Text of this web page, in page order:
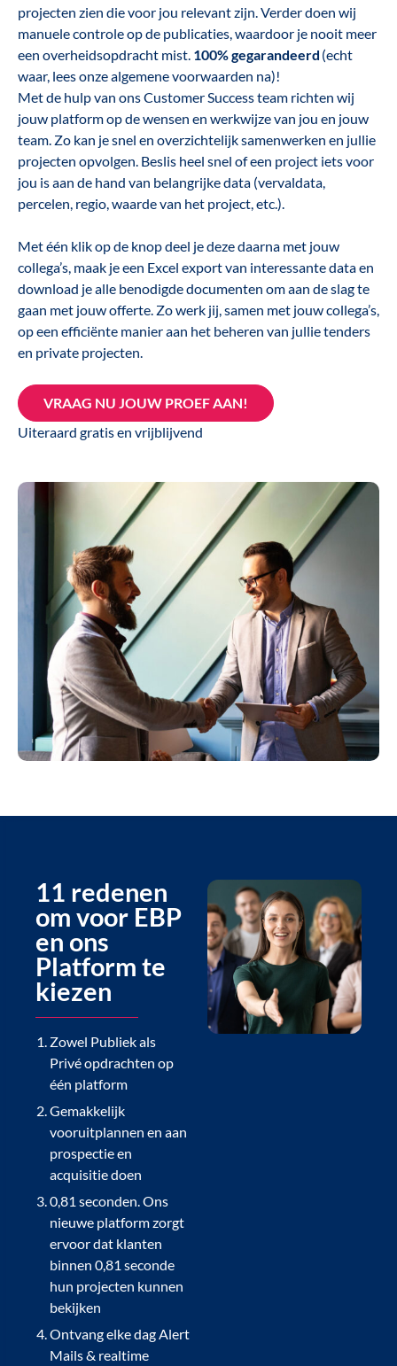
projecten zien die voor jou relevant zijn. Verder doen wij
manuele controle op de publicaties, waardoor je nooit meer
een overheidsopdracht mist. 100% gegarandeerd (echt
waar, lees onze algemene voorwaarden na)!
Met de hulp van ons Customer Success team richten wij
jouw platform op de wensen en werkwijze van jou en jouw
team. Zo kan je snel en overzichtelijk samenwerken en jullie
projecten opvolgen. Beslis heel snel of een project iets voor
jou is aan de hand van belangrijke data (vervaldata,
percelen, regio, waarde van het project, etc.).
Met één klik op de knop deel je deze daarna met jouw
collega’s, maak je een Excel export van interessante data en
download je alle benodigde documenten om aan de slag te
gaan met jouw offerte. Zo werk jij, samen met jouw collega’s,
op een efficiënte manier aan het beheren van jullie tenders
en private projecten.
VRAAG NU JOUW PROEF AAN!
Uiteraard gratis en vrijblijvend
11 redenen
om voor EBP
en ons
Platform te
kiezen
Zowel Publiek als
Privé opdrachten op
één platform
Gemakkelijk
vooruitplannen en aan
prospectie en
acquisitie doen
0,81 seconden. Ons
nieuwe platform zorgt
ervoor dat klanten
binnen 0,81 seconde
hun projecten kunnen
bekijken
Ontvang elke dag Alert
Mails & realtime